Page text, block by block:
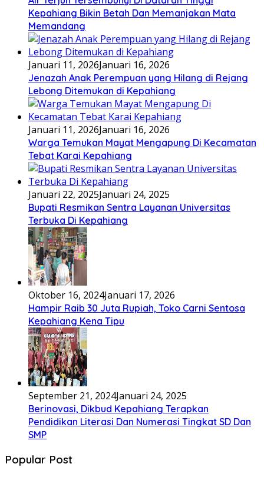
Kepahiang Bikin Betah Dan Memanjakan Mata
Memandang
Januari 11, 2026Januari 16, 2026
Jenazah Anak Perempuan yang Hilang di Rejang
Lebong Ditemukan di Kepahiang
Januari 11, 2026Januari 16, 2026
Warga Temukan Mayat Mengapung Di Kecamatan
Tebat Karai Kepahiang
Januari 22, 2025Januari 24, 2025
Bupati Resmikan Sentra Layanan Universitas
Terbuka Di Kepahiang
Oktober 16, 2024Januari 17, 2026
Hampir Raib 30 Juta Rupiah, Toko Carni Sentosa
Kepahiang Kena Tipu
September 21, 2024Januari 24, 2025
Berinovasi, Dikbud Kepahiang Terapkan
Pendidikan Literasi Dan Numerasi Tingkat SD Dan
SMP
Popular Post